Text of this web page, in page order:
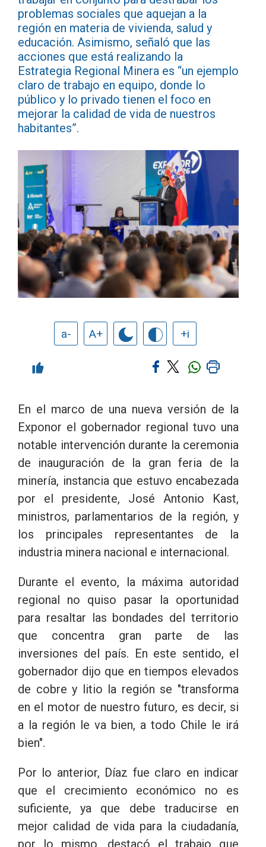
problemas sociales que aquejan a la
región en materia de vivienda, salud y
educación. Asimismo, señaló que las
acciones que está realizando la
Estrategia Regional Minera es “un ejemplo
claro de trabajo en equipo, donde lo
público y lo privado tienen el foco en
mejorar la calidad de vida de nuestros
habitantes”.
a- A+ +i
En el marco de una nueva versión de la
Exponor el gobernador regional tuvo una
notable intervención durante la ceremonia
de inauguración de la gran feria de la
minería, instancia que estuvo encabezada
por el presidente, José Antonio Kast,
ministros, parlamentarios de la región, y
los principales representantes de la
industria minera nacional e internacional.
Durante el evento, la máxima autoridad
regional no quiso pasar la oportunidad
para resaltar las bondades del territorio
que concentra gran parte de las
inversiones del país. En este sentido, el
gobernador dijo que en tiempos elevados
de cobre y litio la región se "transforma
en el motor de nuestro futuro, es decir, si
a la región le va bien, a todo Chile le irá
bien".
Por lo anterior, Díaz fue claro en indicar
que el crecimiento económico no es
suficiente, ya que debe traducirse en
mejor calidad de vida para la ciudadanía,